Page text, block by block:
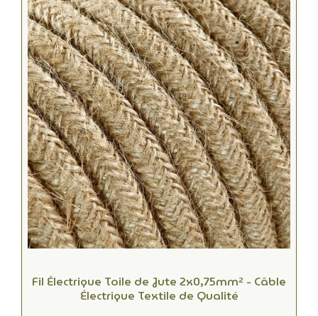
Fil Électrique Toile de Jute 2x0,75mm² - Câble
Électrique Textile de Qualité